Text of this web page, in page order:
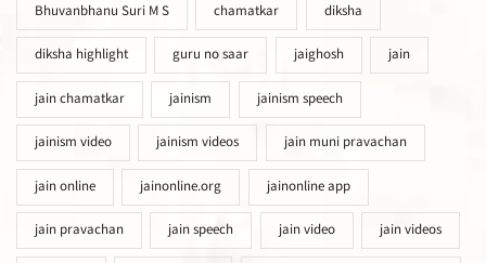
Bhuvanbhanu Suri M S chamatkar diksha
diksha highlight guru no saar jaighosh jain
jain chamatkar jainism jainism speech
jainism video jainism videos jain muni pravachan
jain online jainonline.org jainonline app
jain pravachan jain speech jain video jain videos